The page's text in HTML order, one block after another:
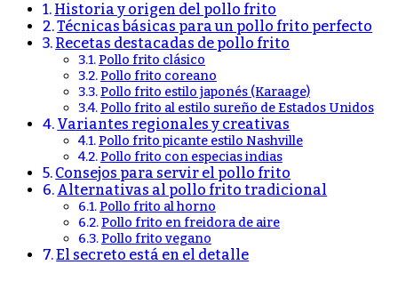
Historia y origen del pollo frito
Técnicas básicas para un pollo frito perfecto
Recetas destacadas de pollo frito
Pollo frito clásico
Pollo frito coreano
Pollo frito estilo japonés (Karaage)
Pollo frito al estilo sureño de Estados Unidos
Variantes regionales y creativas
Pollo frito picante estilo Nashville
Pollo frito con especias indias
Consejos para servir el pollo frito
Alternativas al pollo frito tradicional
Pollo frito al horno
Pollo frito en freidora de aire
Pollo frito vegano
El secreto está en el detalle